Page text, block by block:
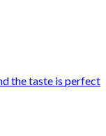
the taste is perfect